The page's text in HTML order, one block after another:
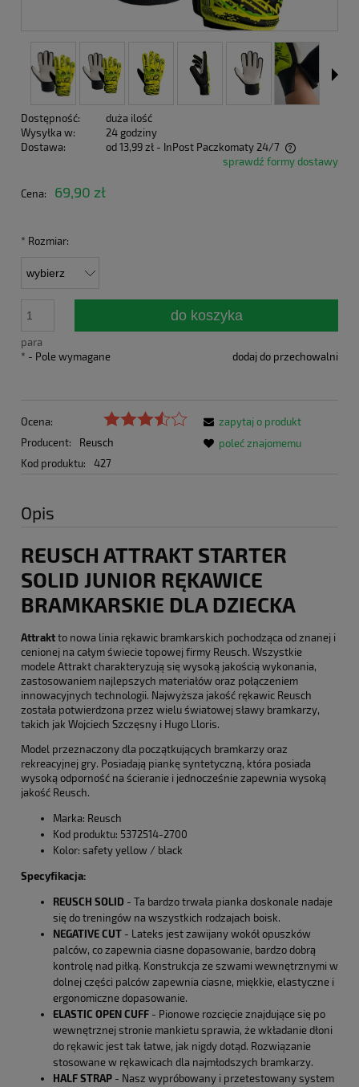
Dostępność:
duża ilość
Wysyłka w:
24 godziny
Dostawa:
od 13,99 zł - InPost Paczkomaty 24/7
Cena nie zawiera ewentualnych kosztów płatnościsprawdź formy dostawy
Cena: 69,90 zł
* Rozmiar:
para
do koszyka
dodaj do przechowalni
* - Pole wymagane
Ocena:
Producent:
Reusch
Kod produktu:
427
zapytaj o produkt
poleć znajomemu
Opis
REUSCH ATTRAKT STARTER
SOLID JUNIOR RĘKAWICE
BRAMKARSKIE DLA DZIECKA
Attrakt to nowa linia rękawic bramkarskich pochodząca od znanej i
cenionej na całym świecie topowej firmy Reusch. Wszystkie
modele Attrakt charakteryzują się wysoką jakością wykonania,
zastosowaniem najlepszych materiałów oraz połączeniem
innowacyjnych technologii. Najwyższa jakość rękawic Reusch
została potwierdzona przez wielu światowej sławy bramkarzy,
takich jak Wojciech Szczęsny i Hugo Lloris.
Model przeznaczony dla początkujących bramkarzy oraz
rekreacyjnej gry. Posiadają piankę syntetyczną, która posiada
wysoką odporność na ścieranie i jednocześnie zapewnia wysoką
jakość Reusch.
Marka: Reusch
Kod produktu: 5372514-2700
Kolor: safety yellow / black
Specyfikacja:
REUSCH SOLID - Ta bardzo trwała pianka doskonale nadaje
się do treningów na wszystkich rodzajach boisk.
NEGATIVE CUT - Lateks jest zawijany wokół opuszków
palców, co zapewnia ciasne dopasowanie, bardzo dobrą
kontrolę nad piłką. Konstrukcja ze szwami wewnętrznymi w
dolnej części palców zapewnia ciasne, miękkie, elastyczne i
ergonomiczne dopasowanie.
ELASTIC OPEN CUFF - Pionowe rozcięcie znajdujące się po
wewnętrznej stronie mankietu sprawia, że wkładanie dłoni
do rękawic jest tak łatwe, jak nigdy dotąd. Rozwiązanie
stosowane w rękawicach dla najmłodszych bramkarzy.
HALF STRAP - Nasz wypróbowany i przetestowany system